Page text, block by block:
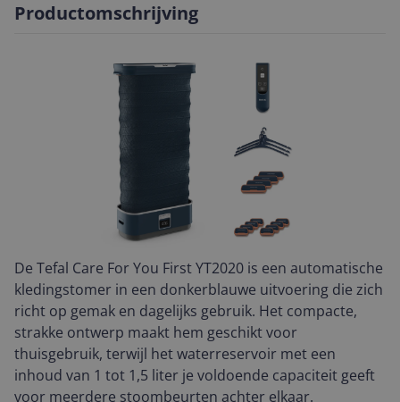
Productomschrijving
De Tefal Care For You First YT2020 is een automatische
kledingstomer in een donkerblauwe uitvoering die zich
richt op gemak en dagelijks gebruik. Het compacte,
strakke ontwerp maakt hem geschikt voor
thuisgebruik, terwijl het waterreservoir met een
inhoud van 1 tot 1,5 liter je voldoende capaciteit geeft
voor meerdere stoombeurten achter elkaar.